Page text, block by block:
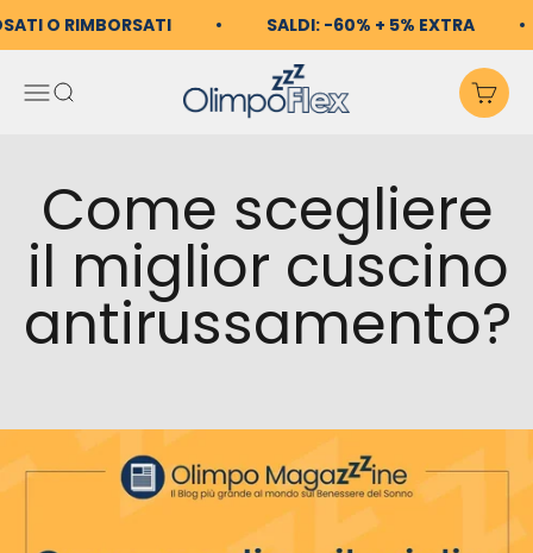
Vai al contenuto
O RIMBORSATI SALDI: -60% + 5% EXTRA
Apri il menu di
Mostra il menu di
OlimpoFlex
Come scegliere
il miglior cuscino
antirussamento?